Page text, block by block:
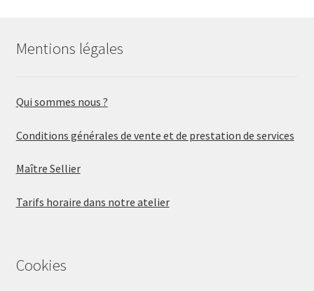
Mentions légales
Qui sommes nous ?
Conditions générales de vente et de prestation de services
Maître Sellier
Tarifs horaire dans notre atelier
Cookies